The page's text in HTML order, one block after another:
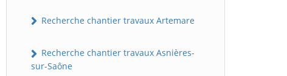
Recherche chantier travaux Artemare
Recherche chantier travaux Asnières-
sur-Saône